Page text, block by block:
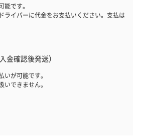
です。
ライバーに代金をお支払いください。支払は
金確認後発送）
が可能です。
できません。